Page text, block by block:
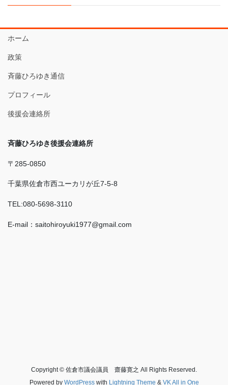
ホーム
政策
斉藤ひろゆき通信
プロフィール
後援会連絡所
斉藤ひろゆき後援会連絡所
〒285-0850
千葉県佐倉市西ユーカリが丘7-5-8
TEL:080-5698-3110
E-mail：saitohiroyuki1977@gmail.com
Copyright © 佐倉市議会議員 齋藤寛之 All Rights Reserved.
Powered by WordPresswith Lightning Theme & VK All in One